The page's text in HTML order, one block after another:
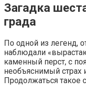
Загадка
града
По одной из легенд,
наблюдали
каменный перст, с
необъяснимый страх
Продолжаться такое